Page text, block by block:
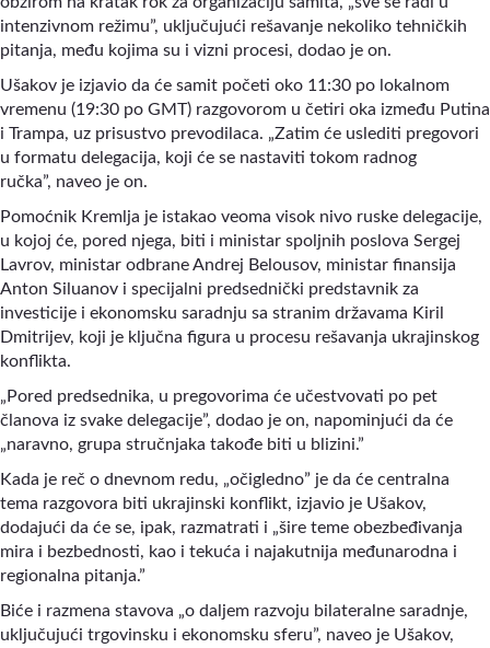
intenzivnom režimu”, uključujući rešavanje nekoliko tehničkih
pitanja, među kojima su i vizni procesi, dodao je on.
Ušakov je izjavio da će samit početi oko 11:30 po lokalnom
vremenu (19:30 po GMT) razgovorom u četiri oka između Putina
i Trampa, uz prisustvo prevodilaca. „Zatim će uslediti pregovori
u formatu delegacija, koji će se nastaviti tokom radnog
ručka”, naveo je on.
Pomoćnik Kremlja je istakao veoma visok nivo ruske delegacije,
u kojoj će, pored njega, biti i ministar spoljnih poslova Sergej
Lavrov, ministar odbrane Andrej Belousov, ministar finansija
Anton Siluanov i specijalni predsednički predstavnik za
investicije i ekonomsku saradnju sa stranim državama Kiril
Dmitrijev, koji je ključna figura u procesu rešavanja ukrajinskog
konflikta.
„Pored predsednika, u pregovorima će učestvovati po pet
članova iz svake delegacije”, dodao je on, napominjući da će
„naravno, grupa stručnjaka takođe biti u blizini.”
Kada je reč o dnevnom redu, „očigledno” je da će centralna
tema razgovora biti ukrajinski konflikt, izjavio je Ušakov,
dodajući da će se, ipak, razmatrati i „šire teme obezbeđivanja
mira i bezbednosti, kao i tekuća i najakutnija međunarodna i
regionalna pitanja.”
Biće i razmena stavova „o daljem razvoju bilateralne saradnje,
uključujući trgovinsku i ekonomsku sferu”, naveo je Ušakov,